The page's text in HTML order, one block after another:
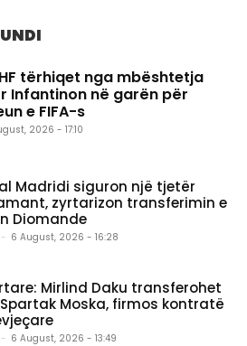
tërhiqet nga mbështetja
Infantinon në garën për
e FIFA-s
2026 - 17:10
Madridi siguron një tjetër
zyrtarizon transferimin e
Diomande
- 6 August, 2026 - 16:28
Mirlind Daku transferohet
Moska, firmos kontratë
- 6 August, 2026 - 13:49